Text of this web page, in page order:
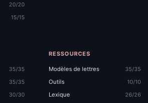
20/20
15/15
35/35
35/35
30/30
RESSOURCES
Modèles de lettres
35/35
Outils
10/10
Lexique
26/26